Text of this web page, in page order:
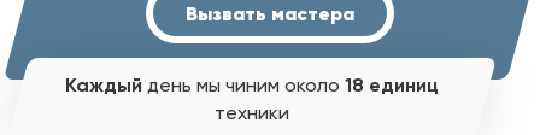
Вызвать мастера
Каждый день мы чиним около 18 единиц
техники